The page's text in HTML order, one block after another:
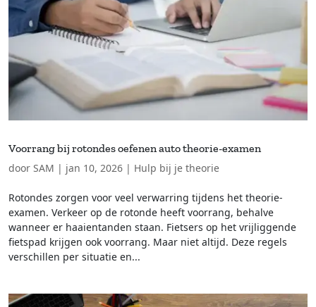
Voorrang bij rotondes oefenen auto theorie-examen
door SAM | jan 10, 2026 | Hulp bij je theorie
Rotondes zorgen voor veel verwarring tijdens het theorie-
examen. Verkeer op de rotonde heeft voorrang, behalve
wanneer er haaientanden staan. Fietsers op het vrijliggende
fietspad krijgen ook voorrang. Maar niet altijd. Deze regels
verschillen per situatie en...